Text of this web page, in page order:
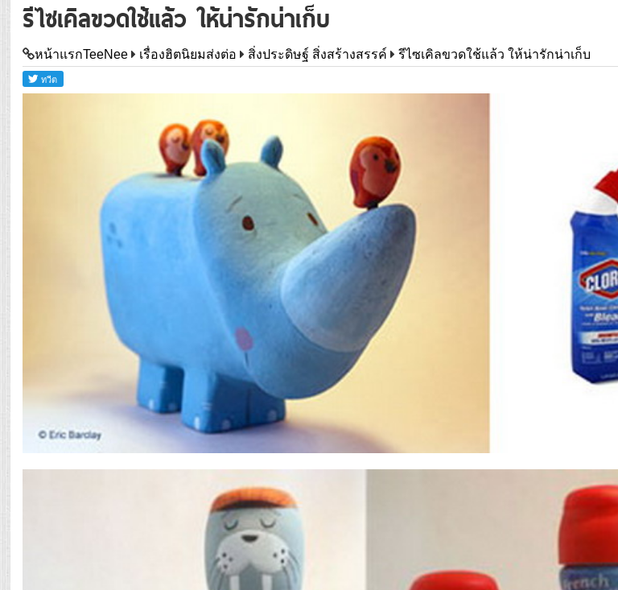
รีไซเคิลขวดใช้แล้ว ให้น่ารักน่าเก็บ
หน้าแรกTeeNee เรื่องฮิตนิยมส่งต่อ สิ่งประดิษฐ์ สิ่งสร้างสรรค์ รีไซเคิลขวดใช้แล้ว ให้น่ารักน่าเก็บ